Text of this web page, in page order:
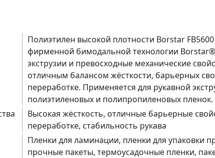
Полиэтилен высокой плотности Borstar
фирменной бимодальной технологии Borstar®,
экструзии и превосходные механические
отличным балансом жёсткости, барьерных
переработке. Применяется для рукавной
полиэтиленовых и полипропиленовых пленок.
Высокая жёсткость, отличные барьерные
переработке, стабильность рукава
Пленки для ламинации, пленки для упаковки
прочные пакеты, термоусадочные пленки,